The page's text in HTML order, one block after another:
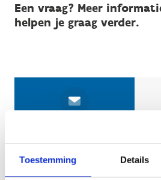
Toestemming Details
Een vraag? Meer
helpen je graag verder.